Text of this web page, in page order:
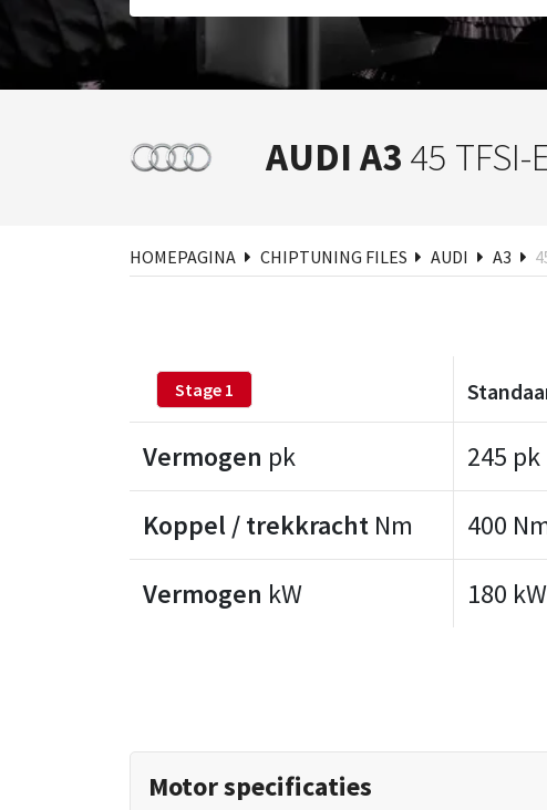
Zoeken
AUDI A3 45 TFSI-
HOMEPAGINA CHIPTUNING FILES AUDI A3
Stage 1
Vermogen pk 245 pk
Koppel / trekkracht Nm 400
Vermogen kW 180 kW
Motor specificaties